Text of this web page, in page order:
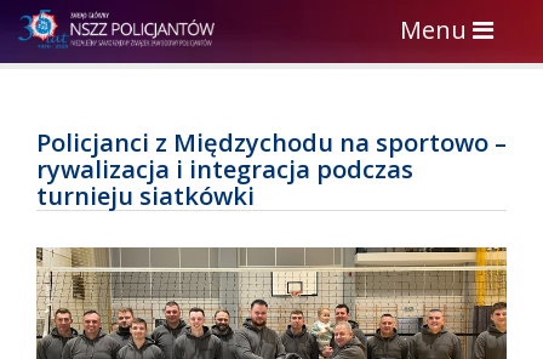
Toggle
navigation
Menu
Policjanci z Międzychodu na sportowo –
rywalizacja i integracja podczas
turnieju siatkówki